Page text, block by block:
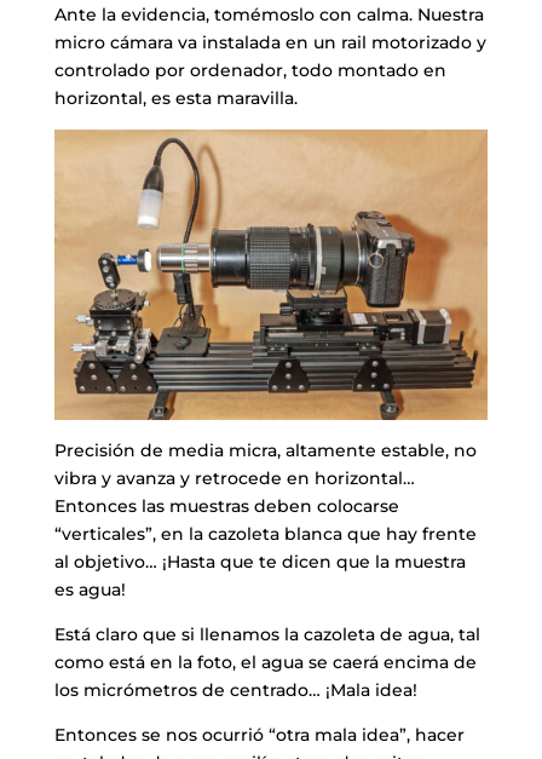
Ante la evidencia, tomémoslo con calma. Nuestra
micro cámara va instalada en un rail motorizado y
controlado por ordenador, todo montado en
horizontal, es esta maravilla.
Precisión de media micra, altamente estable, no
vibra y avanza y retrocede en horizontal…
Entonces las muestras deben colocarse
“verticales”, en la cazoleta blanca que hay frente
al objetivo… ¡Hasta que te dicen que la muestra
es agua!
Está claro que si llenamos la cazoleta de agua, tal
como está en la foto, el agua se caerá encima de
los micrómetros de centrado… ¡Mala idea!
Entonces se nos ocurrió “otra mala idea”, hacer